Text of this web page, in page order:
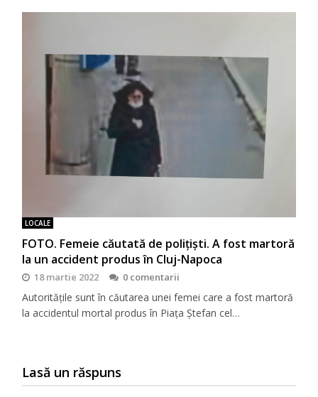
LOCALE
FOTO. Femeie căutată de polițiști. A fost martoră
la un accident produs în Cluj-Napoca
18 martie 2022 0 comentarii
Autoritățile sunt în căutarea unei femei care a fost martoră
la accidentul mortal produs în Piața Ștefan cel…
Lasă un răspuns